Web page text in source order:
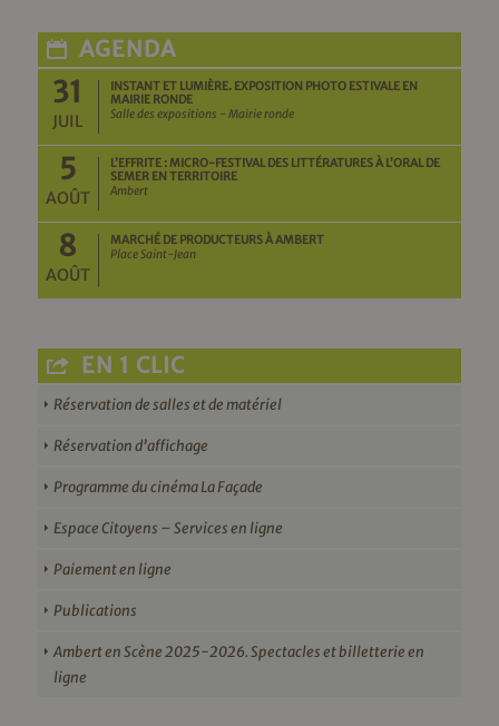
AGENDA
31
JUIL
INSTANT ET LUMIÈRE. EXPOSITION PHOTO ESTIVALE EN
MAIRIE RONDE
Salle des expositions - Mairie ronde
5
AOÛT
L’EFFRITE : MICRO-FESTIVAL DES LITTÉRATURES À L’ORAL DE
SEMER EN TERRITOIRE
Ambert
8
AOÛT
MARCHÉ DE PRODUCTEURS À AMBERT
Place Saint-Jean
EN 1 CLIC
Réservation de salles et de matériel
Réservation d’affichage
Programme du cinéma La Façade
Espace Citoyens – Services en ligne
Paiement en ligne
Publications
Ambert en Scène 2025-2026. Spectacles et billetterie en
ligne